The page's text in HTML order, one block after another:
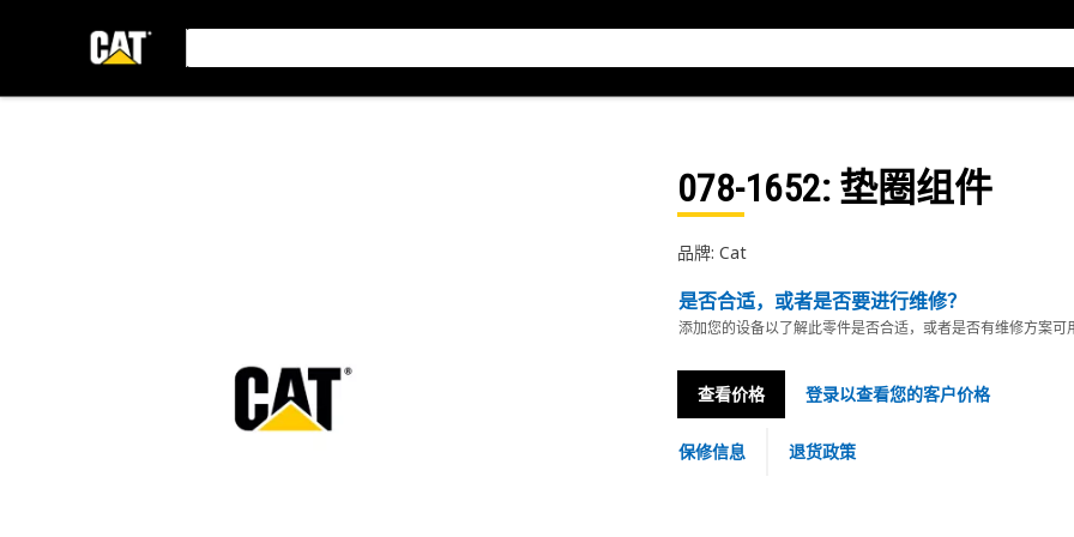
078-1652: 垫圈组件
品牌: Cat
是否合适，或者是否要进行维修？
添加您的设备以了解此零件是否合适，或者是否有维修方案可
查看价格 登录以查看您的客户价格
保修信息 退货政策